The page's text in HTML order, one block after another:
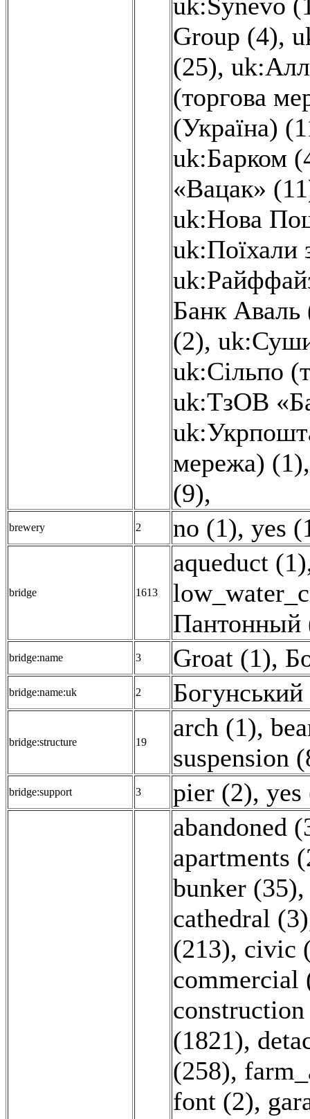
Group (4),
(25),
(торгова
(Україна)
uk:Барком
«Вацак»
uk:Нова
uk:Поїхали
Банк Аваль
(2),
uk:Сільпо
uk:ТзОВ
мережа) (1)
(9),
brewery 2 no (1), yes
bridge 1613
aqueduct (1)
Пантонный
bridge:name 3 Groat (1),
bridge:name:uk 2
bridge:structure 19
arch (1),
suspension
bridge:support 3 pier (2), yes
abandoned
apartments
bunker (35)
cathedral (3)
(213), civic
commercial
(1821),
(258),
font (2),